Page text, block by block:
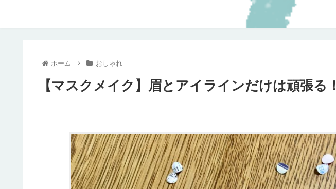
ホーム おしゃれ
【マスクメイク】眉とアイラインだけは頑張る！